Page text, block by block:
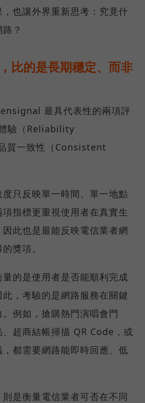
也讓外界重新思考：究竟什
？
比的是長期穩定、而非
最具代表性的兩項評
驗（Reliability
質一致性（Consistent
只反映單一時間、單一地點
指標更重視使用者在真實生
此也是最能反映電信業者網
獎項。
量的是使用者是否能順利完成
，考驗的是網路服務在關鍵
例如，搶購熱門演唱會門
超商結帳掃描 QR Code，或
都需要網路能即時回應、低
是衡量電信業者可否在不同